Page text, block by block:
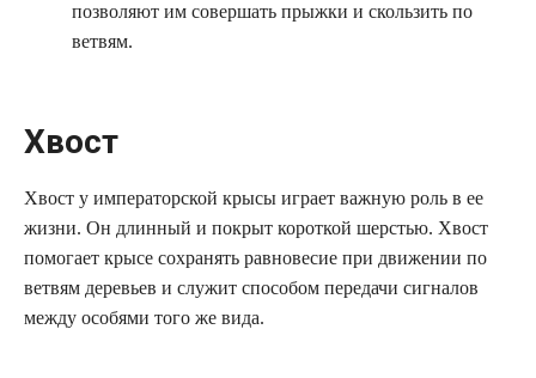
позволяют им совершать прыжки и скользить по
ветвям.
Хвост
Хвост у императорской крысы играет важную роль в ее
жизни. Он длинный и покрыт короткой шерстью. Хвост
помогает крысе сохранять равновесие при движении по
ветвям деревьев и служит способом передачи сигналов
между особями того же вида.